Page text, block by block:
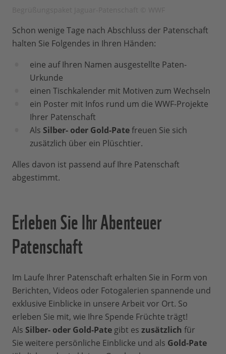
Schon wenige Tage nach Abschluss der Patenschaft
halten Sie Folgendes in Ihren Händen:
eine auf Ihren Namen ausgestellte Paten-
Urkunde
einen Tischkalender mit Motiven zum Wechseln
ein Poster mit Infos rund um die WWF-Projekte
Ihrer Patenschaft
Als Silber- oder Gold-Patefreuen Sie sich
zusätzlich über ein Plüschtier.
Alles davon ist passend auf Ihre Patenschaft
abgestimmt.
Erleben Sie Ihr Abenteuer
Patenschaft
Im Laufe Ihrer Patenschaft erhalten Sie in Form von
Berichten, Videos oder Fotogalerien spannende und
exklusive Einblicke in unsere Arbeit vor Ort. So
erleben Sie mit, wie Ihre Spende Früchte trägt!
Als Silber- oder Gold-Pate gibt es zusätzlich für
Sie weitere persönliche Einblicke und als Gold-Pate